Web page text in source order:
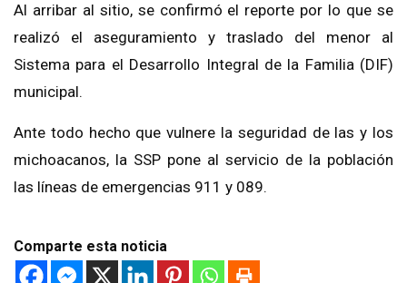
Al arribar al sitio, se confirmó el reporte por lo que se
realizó el aseguramiento y traslado del menor al
Sistema para el Desarrollo Integral de la Familia (DIF)
municipal.
Ante todo hecho que vulnere la seguridad de las y los
michoacanos, la SSP pone al servicio de la población
las líneas de emergencias 911 y 089.
Comparte esta noticia